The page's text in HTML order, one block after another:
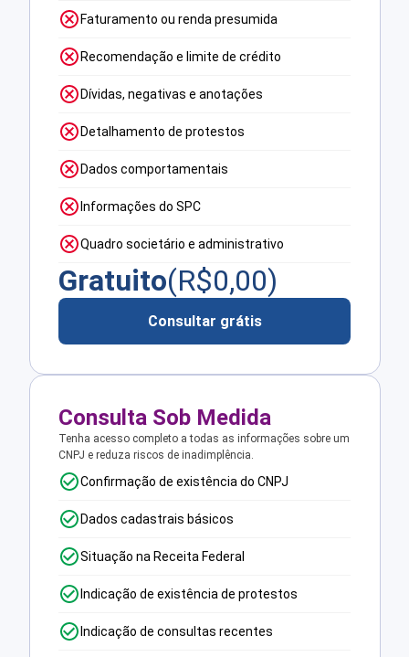
Faturamento ou renda presumida
Recomendação e limite de crédito
Dívidas, negativas e anotações
Detalhamento de protestos
Dados comportamentais
Informações do SPC
Quadro societário e administrativo
Gratuito(R$0,00)
Consultar grátis
Consulta Sob Medida
Tenha acesso completo a todas as informações sobre um
CNPJ e reduza riscos de inadimplência.
Confirmação de existência do CNPJ
Dados cadastrais básicos
Situação na Receita Federal
Indicação de existência de protestos
Indicação de consultas recentes